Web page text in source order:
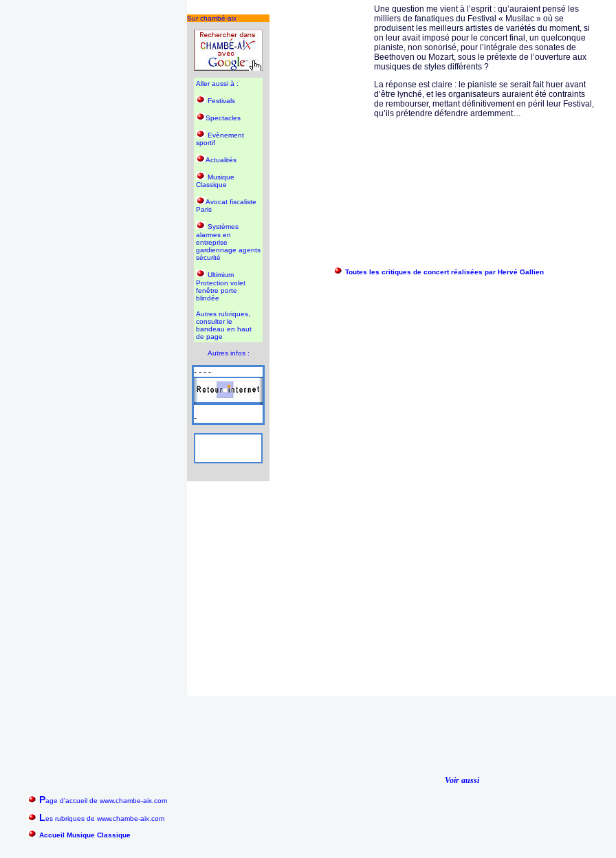
Sur chambé-aix
Aller aussi à :
Festivals
Spectacles
Evènement
sportif
Actualités
Musique
Classique
Avocat fiscaliste
Paris
Systèmes
alarmes en
entreprise
gardiennage agents
sécurité
Ultimium
Protection volet
fenêtre porte
blindée
Autres rubriques,
consulter le
bandeau en haut
de page
Autres infos :
- - - -
-
Une question me vient à l’esprit : qu’auraient pensé les
milliers de fanatiques du Festival « Musilac » où se
produisent les meilleurs artistes de variétés du moment, si
on leur avait imposé pour le concert final, un quelconque
pianiste, non sonorisé, pour l’intégrale des sonates de
Beethoven ou Mozart, sous le prétexte de l’ouverture aux
musiques de styles différents ?
La réponse est claire : le pianiste se serait fait huer avant
d’être lynché, et les organisateurs auraient été contraints
de rembourser, mettant définitivement en péril leur Festival,
qu’ils prétendre défendre ardemment…
Toutes les critiques de concert réalisées par Hervé Gallien
Voir aussi
Page d'accueil de www.chambe-aix.com
Les rubriques de www.chambe-aix.com
Accueil Musique Classique